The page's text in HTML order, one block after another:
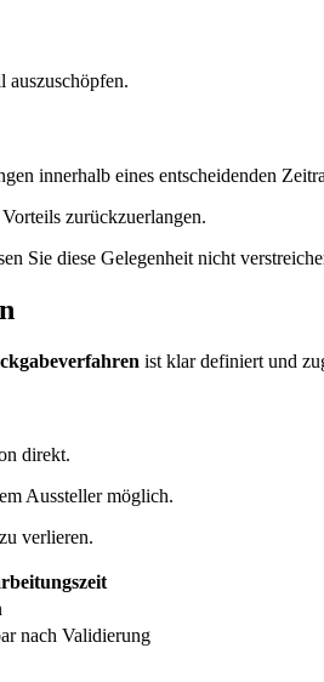
innerhalb eines entscheidenden
zurückzuerlangen.
Sie diese Gelegenheit nicht
ist klar definiert und
direkt.
Aussteller möglich.
verlieren.
nach Validierung